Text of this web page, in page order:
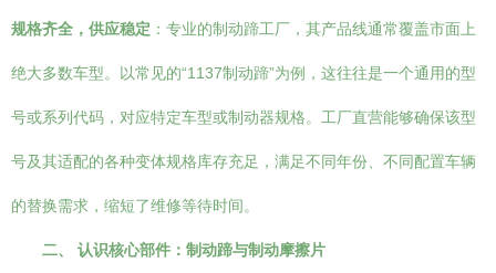
规格齐全，供应稳定 ：专业的制动蹄工厂，其产品线通常覆盖市面上
绝大多数车型。以常见的“1137制动蹄”为例，这往往是一个通用的型
号或系列代码，对应特定车型或制动器规格。工厂直营能够确保该型
号及其适配的各种变体规格库存充足，满足不同年份、不同配置车辆
的替换需求，缩短了维修等待时间。
二、 认识核心部件：制动蹄与制动摩擦片